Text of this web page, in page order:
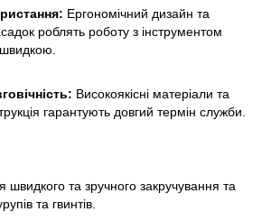
Ергономічний дизайн та
роблять роботу з інструментом
Високоякісні матеріали та
гарантують довгий термін служби.
швидкого та зручного закручування та
та гвинтів.